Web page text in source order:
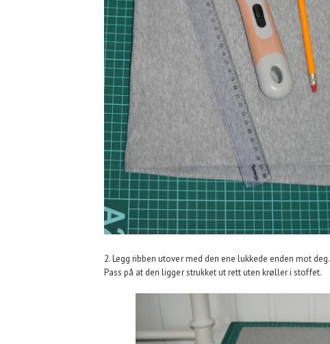
2. Legg ribben utover med den ene lukkede enden mot deg.
Pass på at den ligger strukket ut rett uten krøller i stoffet.